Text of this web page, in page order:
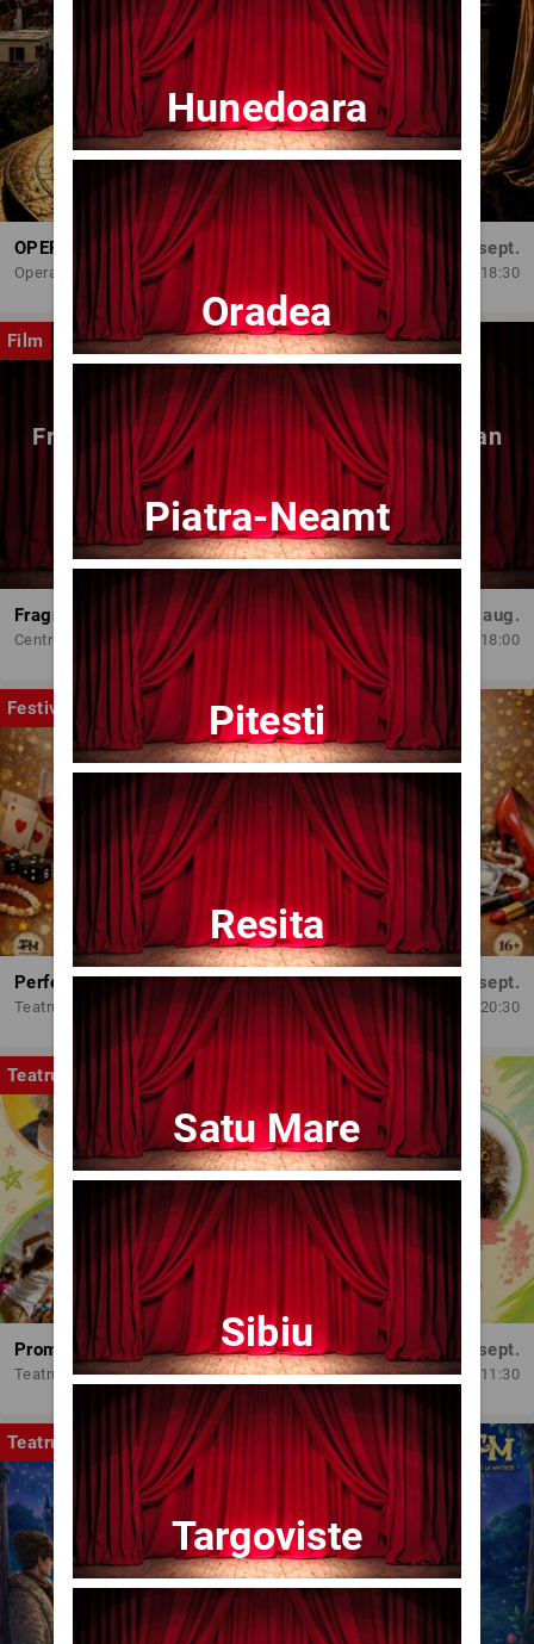
OPERA BRAȘOV ESTIVAL – DANCING SUMMER - SPECTACOL DE BALET
Opera Brasov
Dum, 6 sept.
18:30
Film
Fragmente dintr-un atelier – (regia Bogdan
Mureșanu) – AG
Fragmente dintr-un atelier – (regia Bogdan Mureșanu) – AG
Centrul Internațional de Artă Contemporană - Baia Turcească Iași
Dum, 30 aug.
18:00
Festival
Perfect Necăsătoriți
Teatrul Amzei
Mar, 15 sept.
20:30
Teatru
Promit să mă joc!
Teatrul Amzei
Dum, 13 sept.
11:30
Teatru
Hunedoara
Oradea
Piatra-Neamt
Pitesti
Resita
Satu Mare
Sibiu
Targoviste